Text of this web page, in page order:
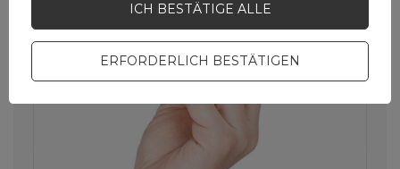
ERFORDERLICH BESTÄTIGEN
ICH BESTÄTIGE ALLE